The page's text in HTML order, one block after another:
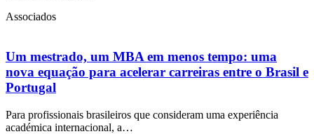
Associados
Um mestrado, um MBA em menos tempo: uma
nova equação para acelerar carreiras entre o Brasil e
Portugal
Para profissionais brasileiros que consideram uma experiência
académica internacional, a…